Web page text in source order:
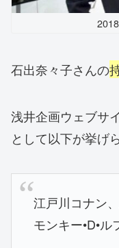
石出奈々子さんの
浅井企画ウェブサ
として以下が挙げ
江戸川コナン
モンキー•D•ル